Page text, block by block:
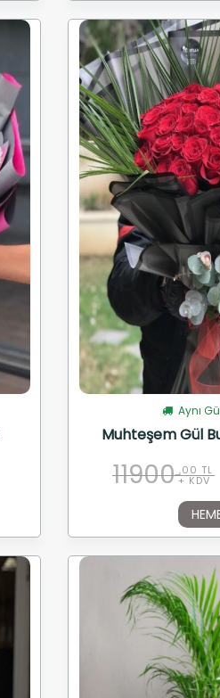
Aynı
Muhteşem Gül
11900 ,00 TL
+ KDV